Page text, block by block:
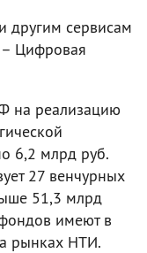
другим сервисам
Цифровая
на реализацию
6,2 млрд руб.
27 венчурных
51,3 млрд
имеют в
рынках НТИ.